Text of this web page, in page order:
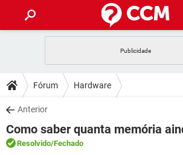
CELULAR
OUTLOOK
INSTAGRAM GMAIL
GUIA DE COMPRAS
DICAS
JOGOS
OUTLOOK
DOWNLOADS
JOGOS WHATSAPP
CELULAR
FÓRUM
Fórum Hardware
Anterior
Como saber quanta memória
Resolvido/Fechado